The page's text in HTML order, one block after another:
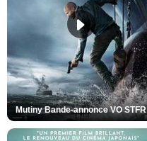
Mutiny Bande-annonce VO STFR